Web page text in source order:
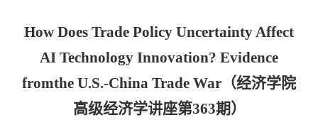
How Does Trade Policy Uncertainty Affect
AI Technology Innovation? Evidence
fromthe U.S.-China Trade War（经济学院
高级经济学讲座第363期）